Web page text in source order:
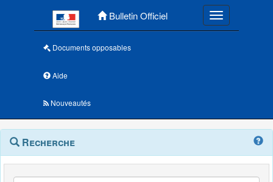
Bulletin Officiel Toggle
Documents opposables
Aide
Nouveautés
Navigation
outils
Menu
contextuel
Recherche